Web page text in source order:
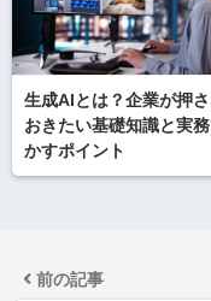
生成AIとは？企業が押
おきたい基礎知識と実
かすポイント
前の記事